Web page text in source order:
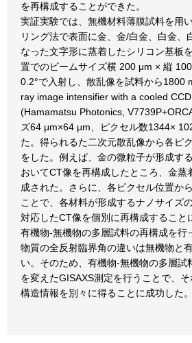
を再構成することができた。
実証実験では、無機材料薄膜試料を用
リング法で表面に金、金/白金、白金、
なった文字形に蒸着したシリコン基板
置でのビームサイズ横 200 μm × 縦
0.2°で入射し、散乱像を試料から1800
ray image intensifier with a cooled
(Hamamatsu Photonics,
ズ64 μm×64 μm、ピクセル数1344×
た。得られるた二次元散乱像から各ピ
をした。例えば、金の微粒子が形成す
おいてCT像を再構成したところ、金蒸
成された。さらに、各ピクセル位置か
ことで、各材料が形成するナノサイズ
対応したCT像を個別に再構成すること
有機物-無機物の多層試料の再構成を行
物質の全反射臨界角の違いは無機物と
い。そのため、有機物-無機物の多層試
を変えたGISAXS測定を行うことで、
構造情報を別々に得ることに成功した。